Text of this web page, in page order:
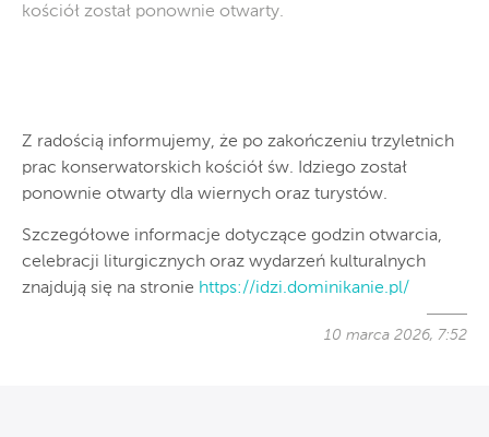
kościół został ponownie otwarty.
Z radością informujemy, że po zakończeniu trzyletnich
prac konserwatorskich kościół św. Idziego został
ponownie otwarty dla wiernych oraz turystów.
Szczegółowe informacje dotyczące godzin otwarcia,
celebracji liturgicznych oraz wydarzeń kulturalnych
znajdują się na stronie https://idzi.dominikanie.pl/
10 marca 2026, 7:52